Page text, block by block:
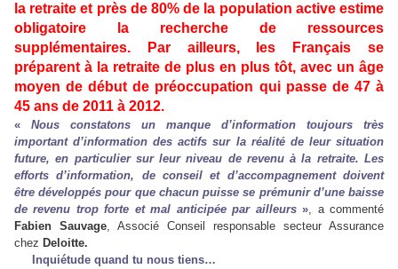
la retraite et près de 80% de la population active estime
obligatoire la recherche de ressources
supplémentaires. Par ailleurs, les Français se
préparent à la retraite de plus en plus tôt, avec un âge
moyen de début de préoccupation qui passe de 47 à
45 ans de 2011 à 2012.
« Nous constatons un manque d’information toujours très
important d’information des actifs sur la réalité de leur situation
future, en particulier sur leur niveau de revenu à la retraite. Les
efforts d’information, de conseil et d’accompagnement doivent
être développés pour que chacun puisse se prémunir d’une baisse
de revenu trop forte et mal anticipée par ailleurs», a commenté
Fabien Sauvage, Associé Conseil responsable secteur Assurance
chez Deloitte.
Inquiétude quand tu nous tiens…